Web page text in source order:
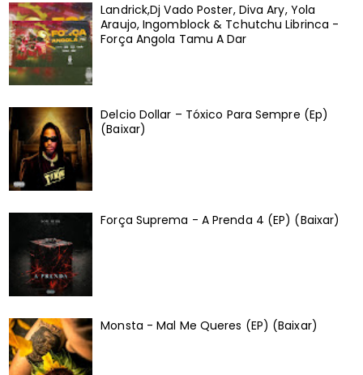
Landrick,Dj Vado Poster, Diva Ary, Yola
Araujo, Ingomblock & Tchutchu Librinca -
Força Angola Tamu A Dar
Delcio Dollar – Tóxico Para Sempre (Ep)
(Baixar)
Força Suprema - A Prenda 4 (EP) (Baixar)
Monsta - Mal Me Queres (EP) (Baixar)